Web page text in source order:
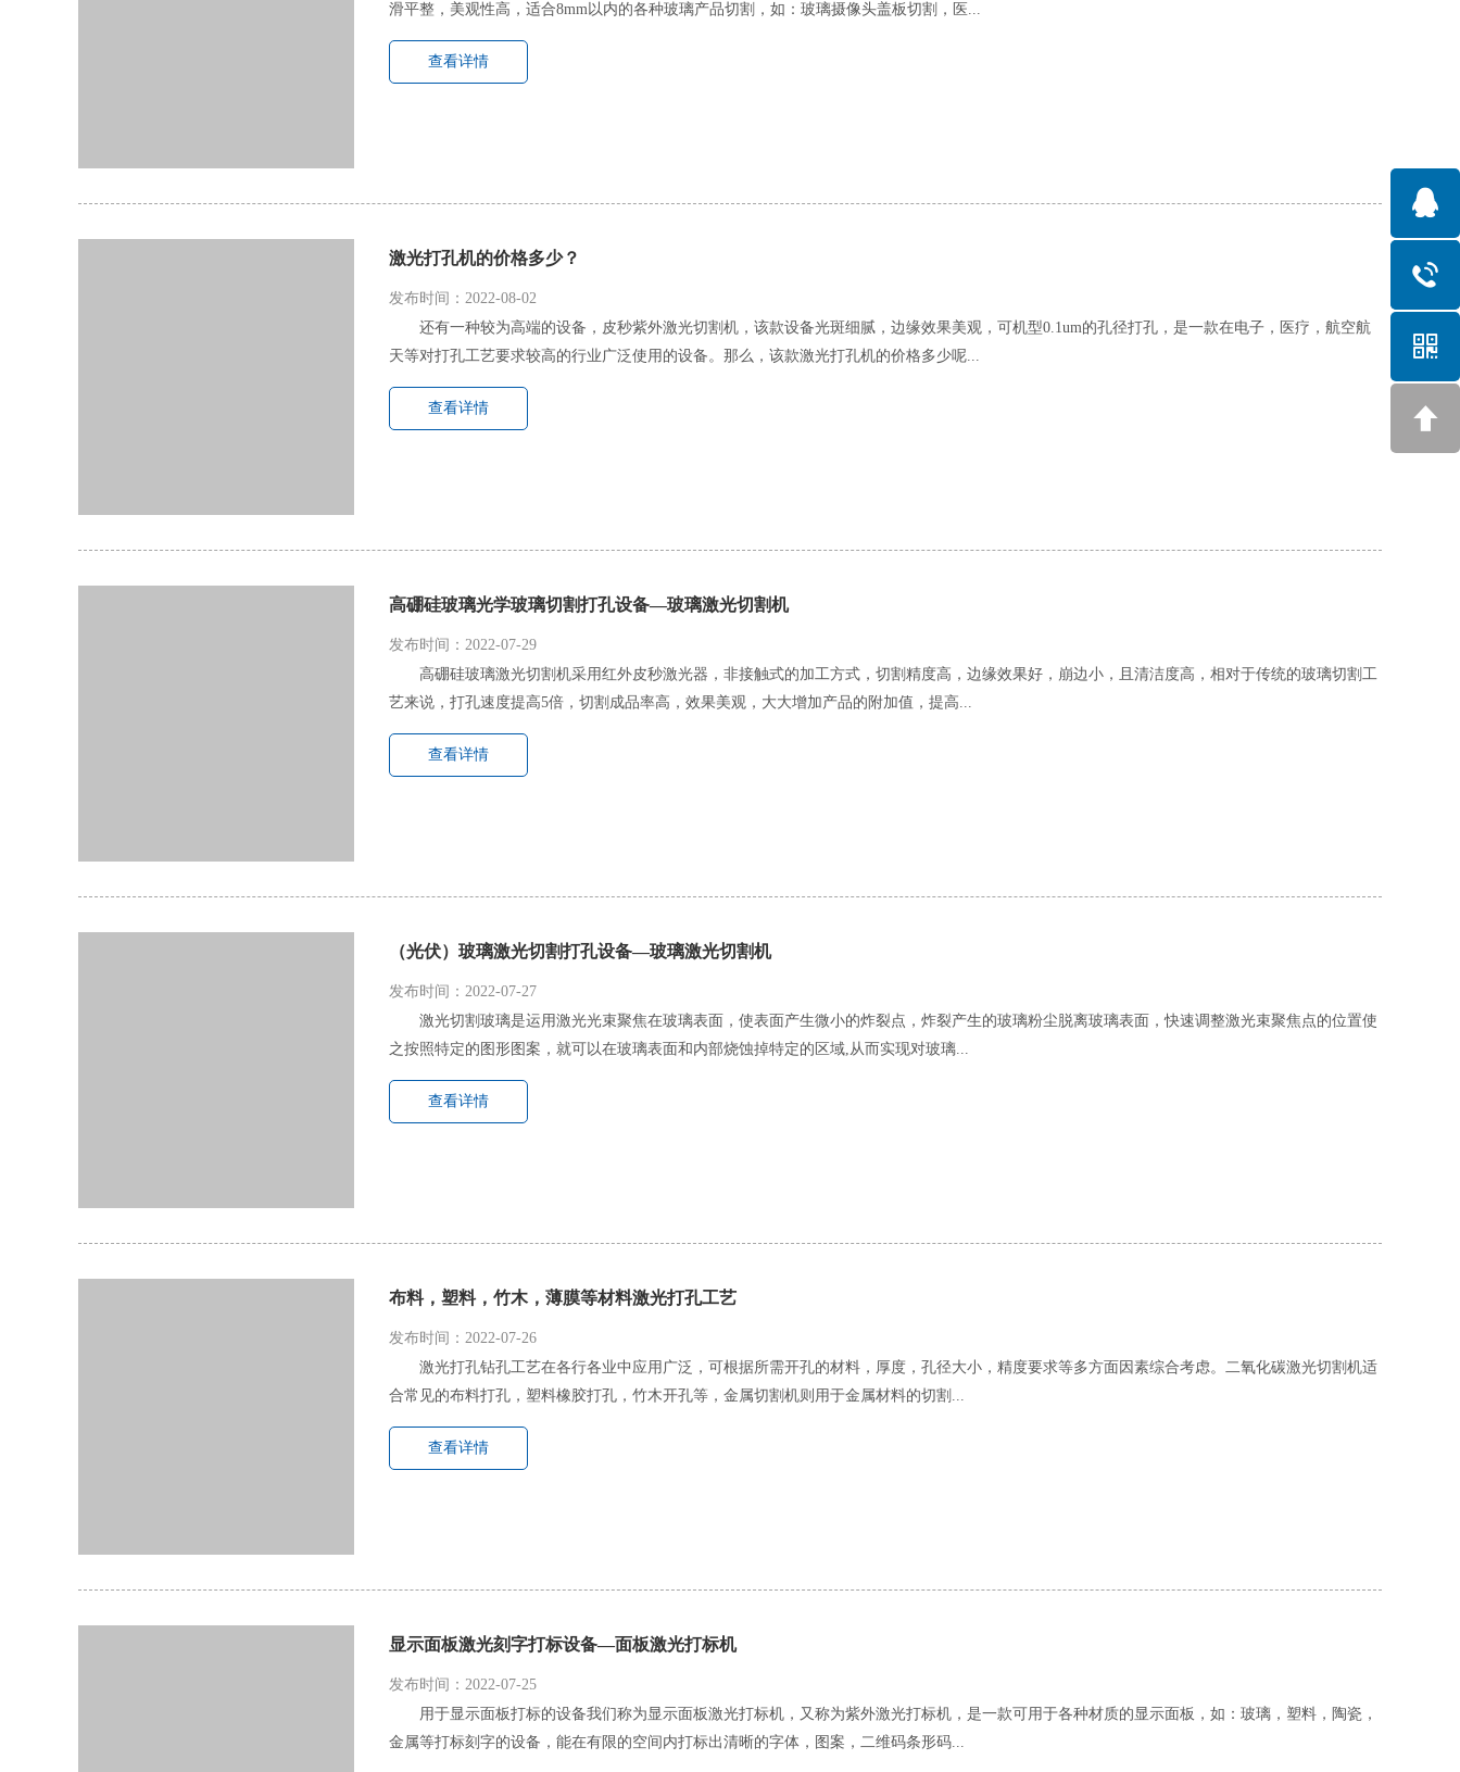
滑平整，美观性高，适合8mm以内的各种玻璃产品切割，如：玻璃摄像头盖板切割，医...
查看详情
激光打孔机的价格多少？
发布时间：2022-08-02
还有一种较为高端的设备，皮秒紫外激光切割机，该款设备光斑细腻，边缘效果美观，可机型0.1um的孔径打孔，是一款在电子，医疗，航空航
天等对打孔工艺要求较高的行业广泛使用的设备。那么，该款激光打孔机的价格多少呢...
查看详情
高硼硅玻璃光学玻璃切割打孔设备—玻璃激光切割机
发布时间：2022-07-29
高硼硅玻璃激光切割机采用红外皮秒激光器，非接触式的加工方式，切割精度高，边缘效果好，崩边小，且清洁度高，相对于传统的玻璃切割工
艺来说，打孔速度提高5倍，切割成品率高，效果美观，大大增加产品的附加值，提高...
查看详情
（光伏）玻璃激光切割打孔设备—玻璃激光切割机
发布时间：2022-07-27
激光切割玻璃是运用激光光束聚焦在玻璃表面，使表面产生微小的炸裂点，炸裂产生的玻璃粉尘脱离玻璃表面，快速调整激光束聚焦点的位置使
之按照特定的图形图案，就可以在玻璃表面和内部烧蚀掉特定的区域,从而实现对玻璃...
查看详情
布料，塑料，竹木，薄膜等材料激光打孔工艺
发布时间：2022-07-26
激光打孔钻孔工艺在各行各业中应用广泛，可根据所需开孔的材料，厚度，孔径大小，精度要求等多方面因素综合考虑。二氧化碳激光切割机适
合常见的布料打孔，塑料橡胶打孔，竹木开孔等，金属切割机则用于金属材料的切割...
查看详情
显示面板激光刻字打标设备—面板激光打标机
发布时间：2022-07-25
用于显示面板打标的设备我们称为显示面板激光打标机，又称为紫外激光打标机，是一款可用于各种材质的显示面板，如：玻璃，塑料，陶瓷，
金属等打标刻字的设备，能在有限的空间内打标出清晰的字体，图案，二维码条形码...